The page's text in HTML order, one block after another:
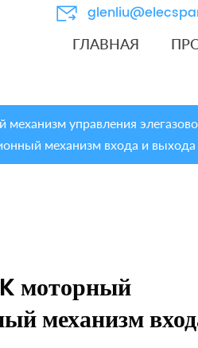
ГЛАВНАЯ
управления
механизм входа и выхода
моторный
механизм